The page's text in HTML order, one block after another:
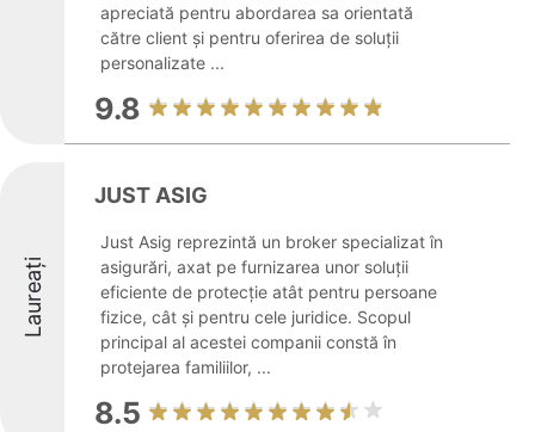
apreciată pentru abordarea sa orientată
către client și pentru oferirea de soluții
personalizate ...
9.8
Laureați
JUST ASIG
Just Asig reprezintă un broker specializat în
asigurări, axat pe furnizarea unor soluții
eficiente de protecție atât pentru persoane
fizice, cât și pentru cele juridice. Scopul
principal al acestei companii constă în
protejarea familiilor, ...
8.5